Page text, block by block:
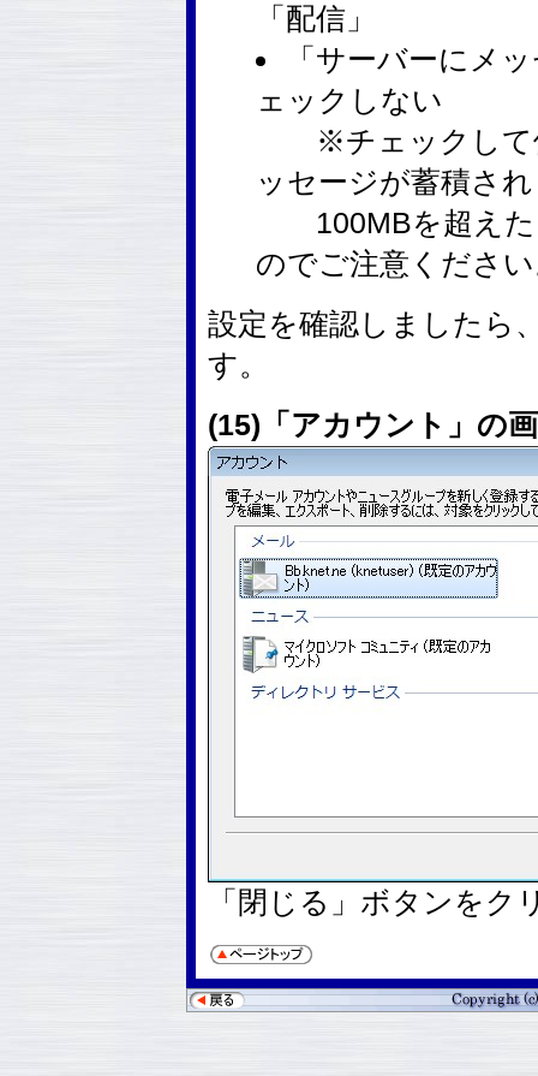
「配信」
「サーバーにメ
ェックしない
※チェックして
ッセージが蓄積さ
100MBを超えた
のでご注意くださ
設定を確認しましたら
す。
(15)「アカウント」の
「閉じる」ボタンをク